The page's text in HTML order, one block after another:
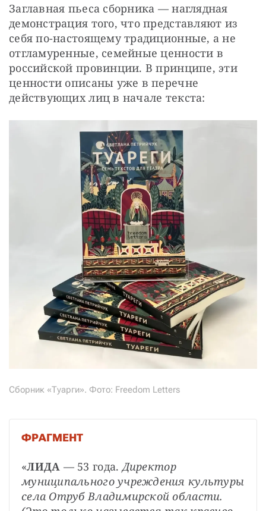
Заглавная пьеса сборника — наглядная
демонстрация того, что представляют из
себя по-настоящему традиционные, а не
отгламуренные, семейные ценности в
российской провинции. В принципе, эти
ценности описаны уже в перечне
действующих лиц в начале текста:
Сборник «Туарги». Фото: Freedom Letters
ФРАГМЕНТ
«ЛИДА — 53 года. Директор
муниципального учреждения культуры
села Отруб Владимирской области.